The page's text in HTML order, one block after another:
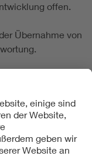
offen.
Übernahme von